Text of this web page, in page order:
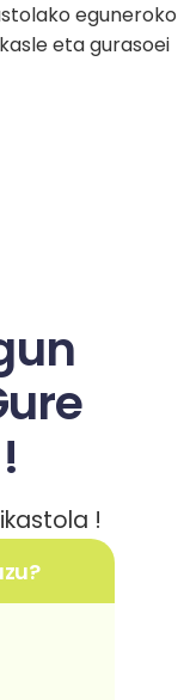
eguneroko
eta gurasoei
!